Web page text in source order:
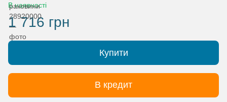
В наявності
1 716 грн
Купити
В кредит